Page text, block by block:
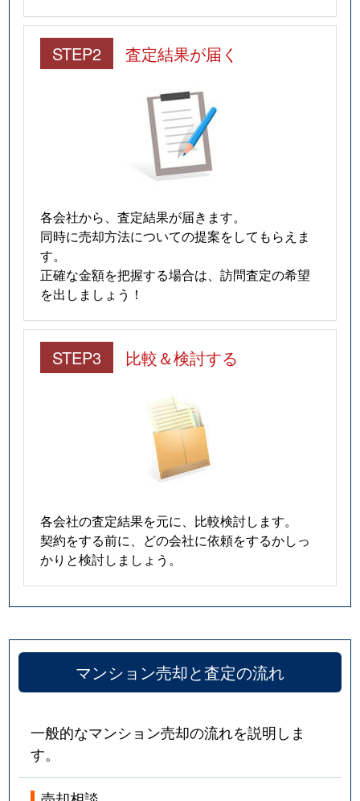
STEP2 査定結果が届く
各会社から、査定結果が届きます。
同時に売却方法についての提案をしてもらえま
す。
正確な金額を把握する場合は、訪問査定の希望
を出しましょう！
STEP3 比較＆検討する
各会社の査定結果を元に、比較検討します。
契約をする前に、どの会社に依頼をするかしっ
かりと検討しましょう。
マンション売却と査定の流れ
一般的なマンション売却の流れを説明しま
す。